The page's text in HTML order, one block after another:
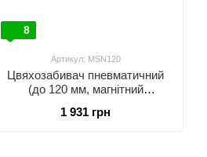
8
Артикул: MSN120
Цвяхозабивач пневматичний
(до 120 мм, магнітний
1 931 грн